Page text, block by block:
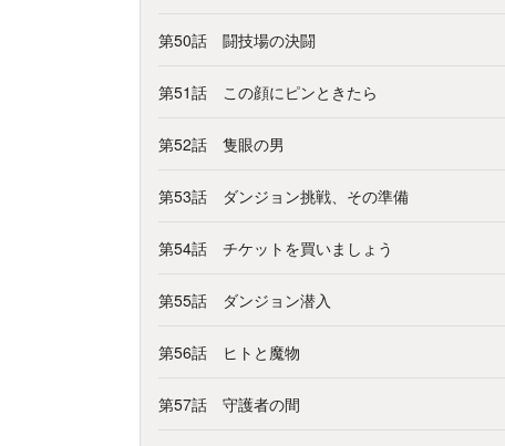
第50話 闘技場の決闘
第51話 この顔にピンときたら
第52話 隻眼の男
第53話 ダンジョン挑戦、その準備
第54話 チケットを買いましょう
第55話 ダンジョン潜入
第56話 ヒトと魔物
第57話 守護者の間